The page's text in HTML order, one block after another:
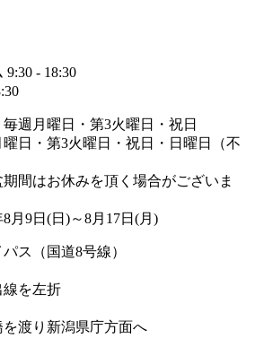
9:30 - 18:30
週月曜日・第3火曜日・祝日
日・第3火曜日・祝日・日曜日（不
間はお休みを頂く場合がございま
8月9日(日)～8月17日(月)
ス（国道8号線）
を左折
渡り新潟県庁方面へ